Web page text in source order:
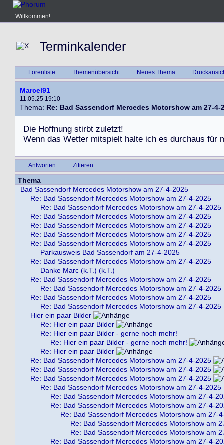
Willkommen!
Terminkalender
Forenliste Themenübersicht Neues Thema
Marcel91
11.05.25 19:10
Thema: Re: Bad Sassendorf Mercedes Motorshow am 27-4-
Die Hoffnung stirbt zuletzt!
Wenn das Wetter mitspielt halte ich es durchaus für
Antworten Zitieren
Thema
Bad Sassendorf Mercedes Motorshow am 27-4-2025
Re: Bad Sassendorf Mercedes Motorshow am 27-4-2025
Re: Bad Sassendorf Mercedes Motorshow am 27-4-2025
Re: Bad Sassendorf Mercedes Motorshow am 27-4-2025
Re: Bad Sassendorf Mercedes Motorshow am 27-4-2025
Re: Bad Sassendorf Mercedes Motorshow am 27-4-2025
Re: Bad Sassendorf Mercedes Motorshow am 27-4-2025
Parkausweis Bad Sassendorf am 27-4-2025
Re: Bad Sassendorf Mercedes Motorshow am 27-4-2025
Danke Marc (k.T.) (k.T.)
Re: Bad Sassendorf Mercedes Motorshow am 27-4-2025
Re: Bad Sassendorf Mercedes Motorshow am 27-4-2025
Re: Bad Sassendorf Mercedes Motorshow am 27-4-2025
Re: Bad Sassendorf Mercedes Motorshow am 27-4-2025
Hier ein paar Bilder
Re: Hier ein paar Bilder
Re: Hier ein paar Bilder - gerne noch mehr!
Re: Hier ein paar Bilder - gerne noch mehr!
Re: Hier ein paar Bilder
Re: Bad Sassendorf Mercedes Motorshow am 27-4-2025
Re: Bad Sassendorf Mercedes Motorshow am 27-4-2025
Re: Bad Sassendorf Mercedes Motorshow am 27-4-2025
Re: Bad Sassendorf Mercedes Motorshow am 27-4-2025
Re: Bad Sassendorf Mercedes Motorshow am 27-4-
Re: Bad Sassendorf Mercedes Motorshow am 27-4-
Re: Bad Sassendorf Mercedes Motorshow am 27-
Re: Bad Sassendorf Mercedes Motorshow am
Re: Bad Sassendorf Mercedes Motorshow am
Re: Bad Sassendorf Mercedes Motorshow am 27-4-